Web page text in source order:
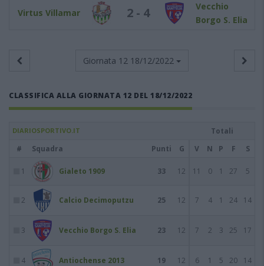
Virtus Villamar 2 - 4
Vecchio
Borgo S. Elia
Giornata 12 18/12/2022
CLASSIFICA ALLA GIORNATA 12 DEL 18/12/2022
DIARIOSPORTIVO.IT
Totali
#
Squadra Punti G V N P F S
1 Gialeto 1909 33 12 11 0 1 27 5
2 Calcio Decimoputzu 25 12 7 4 1 24 14
3 Vecchio Borgo S. Elia 23 12 7 2 3 25 17
4 Antiochense 2013 19 12 6 1 5 20 14